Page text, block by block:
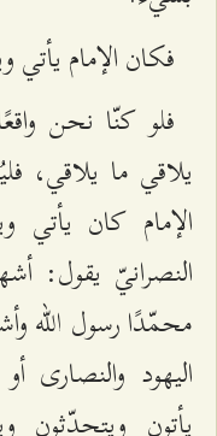
فكان الإمام
فلو كنّا نحن
يلاقي ما يلاقي،
الإمام كان
النصرانيّ يقول:
محمّدًا رسول الله
اليهود والنصارى
يأتون ويتحدّثون